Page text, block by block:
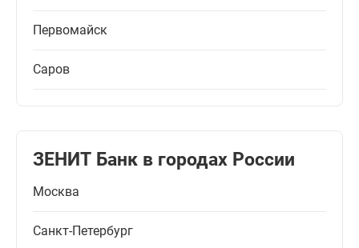
Первомайск
Саров
ЗЕНИТ Банк в городах России
Москва
Санкт-Петербург